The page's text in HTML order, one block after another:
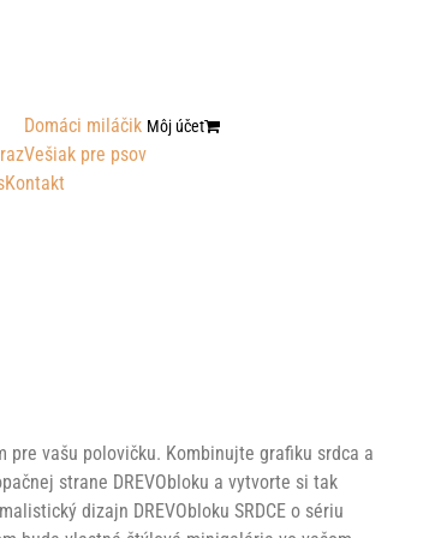
Domáci miláčik
Vešiak pre psov
Kontakt
Môj účet
pre vašu polovičku. Kombinujte grafiku srdca a
strane DREVObloku a vytvorte si tak
dizajn DREVObloku SRDCE o sériu